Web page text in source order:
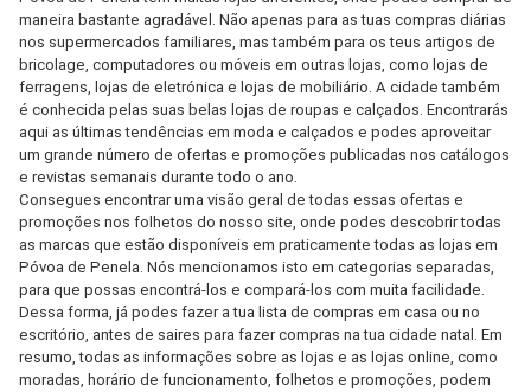
maneira bastante agradável. Não apenas para as tuas compras diárias
nos supermercados familiares, mas também para os teus artigos de
bricolage, computadores ou móveis em outras lojas, como lojas de
ferragens, lojas de eletrónica e lojas de mobiliário. A cidade também
é conhecida pelas suas belas lojas de roupas e calçados. Encontrarás
aqui as últimas tendências em moda e calçados e podes aproveitar
um grande número de ofertas e promoções publicadas nos catálogos
e revistas semanais durante todo o ano.
Consegues encontrar uma visão geral de todas essas ofertas e
promoções nos folhetos do nosso site, onde podes descobrir todas
as marcas que estão disponíveis em praticamente todas as lojas em
Póvoa de Penela. Nós mencionamos isto em categorias separadas,
para que possas encontrá-los e compará-los com muita facilidade.
Dessa forma, já podes fazer a tua lista de compras em casa ou no
escritório, antes de saires para fazer compras na tua cidade natal. Em
resumo, todas as informações sobre as lojas e as lojas online, como
moradas, horário de funcionamento, folhetos e promoções, podem